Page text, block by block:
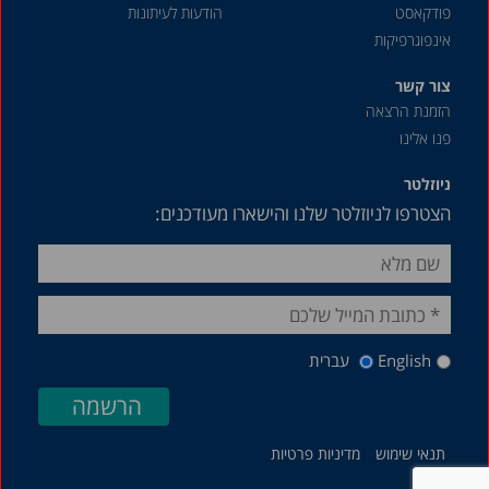
פודקאסט
אינפוגרפיקות
הודעות לעיתונות
צור קשר
הזמנת הרצאה
פנו אלינו
ניוזלטר
הצטרפו לניוזלטר שלנו והישארו מעודכנים:
English עברית
תנאי שימוש מדיניות פרטיות